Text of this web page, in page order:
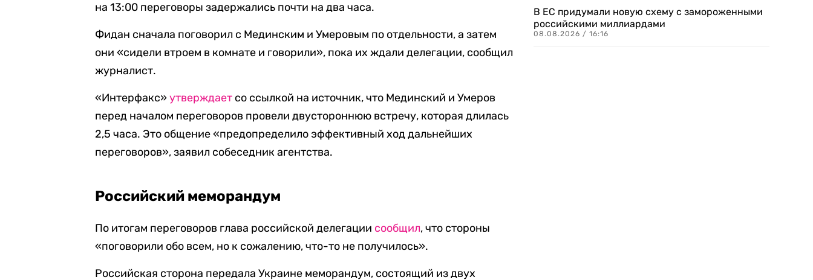
на 13:00 переговоры задержались почти на два часа.
Фидан сначала поговорил с Мединским и Умеровым по отдельности, а затем
они «сидели втроем в комнате и говорили», пока их ждали делегации, сообщил
журналист.
«Интерфакс»утверждает со ссылкой на источник, что Мединский и Умеров
перед началом переговоров провели двустороннюю встречу, которая длилась
2,5 часа. Это общение «предопределило эффективный ход дальнейших
переговоров», заявил собеседник агентства.
Российский меморандум
По итогам переговоров глава российской делегации сообщил, что стороны
«поговорили обо всем, но к сожалению, что-то не получилось».
Российская сторона передала Украине меморандум, состоящий из двух
В ЕС придумали новую схему с замороженными
российскими миллиардами
08.08.2026 / 16:16